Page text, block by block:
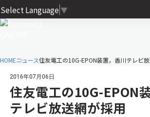
Select Language ▼
HOMEニュース住友電工の10G-EPON装置，香川テレビ
2016年07月06日
住友電工の10G-EPON
テレビ放送網が採用